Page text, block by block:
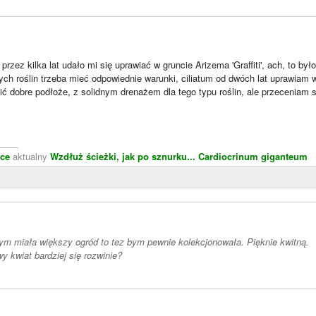
kilka lat udało mi się uprawiać w gruncie Arizema 'Graffiti', ach, to
roślin trzeba mieć odpowiednie warunki, ciliatum od dwóch lat uprawiam
dobre podłoże, z solidnym drenażem dla tego typu roślin, ale przeceniam
aktualny Wzdłuż ścieżki, jak po sznurku... Cardiocrinum giganteum
miała większy ogród to tez bym pewnie kolekcjonowała. Pięknie kwitną.
kwiat bardziej się rozwinie?